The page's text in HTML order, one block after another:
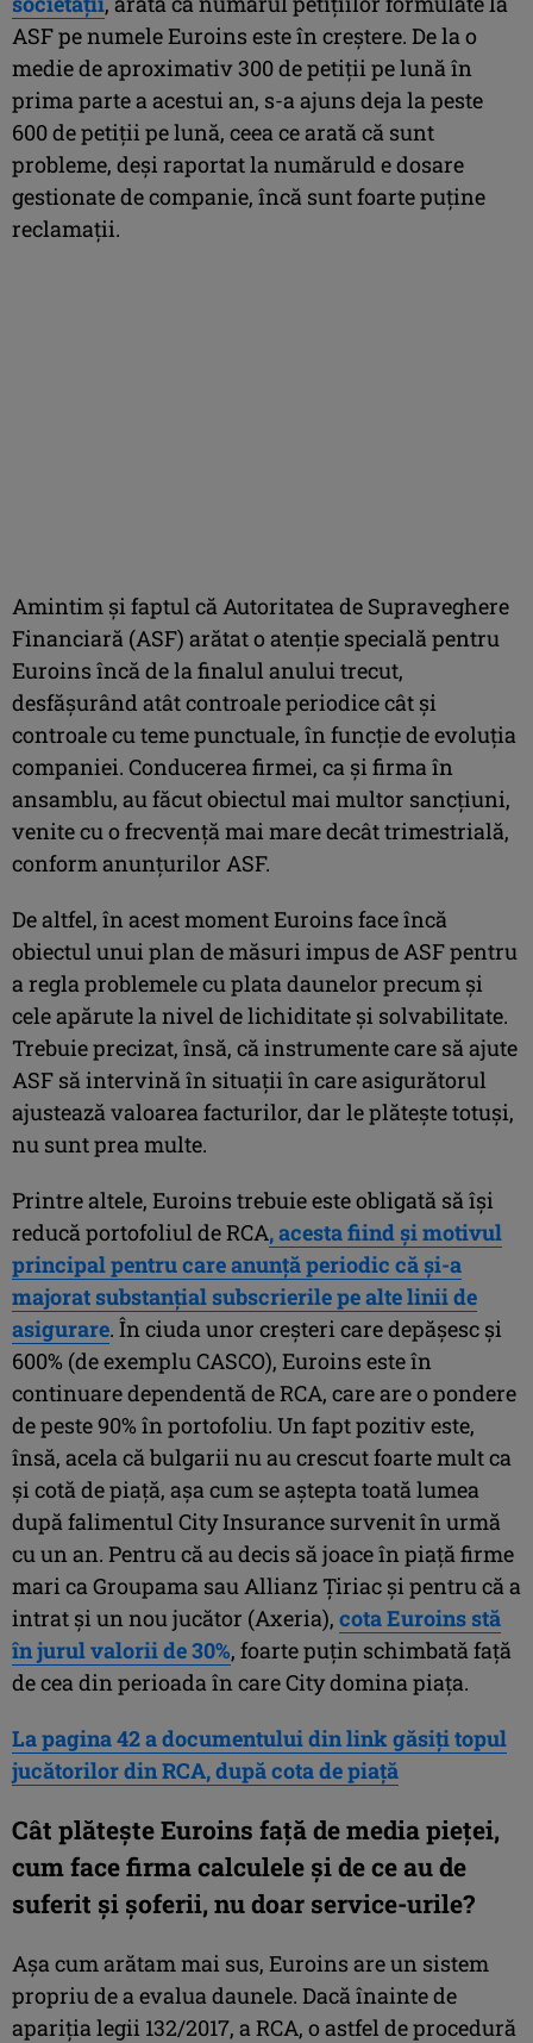
ASF pe numele Euroins este în creștere. De la o
medie de aproximativ 300 de petiții pe lună în
prima parte a acestui an, s-a ajuns deja la peste
600 de petiții pe lună, ceea ce arată că sunt
probleme, deși raportat la număruld e dosare
gestionate de companie, încă sunt foarte puține
reclamații.
Amintim și faptul că Autoritatea de Supraveghere
Financiară (ASF) arătat o atenție specială pentru
Euroins încă de la finalul anului trecut,
desfășurând atât controale periodice cât și
controale cu teme punctuale, în funcție de evoluția
companiei. Conducerea firmei, ca și firma în
ansamblu, au făcut obiectul mai multor sancțiuni,
venite cu o frecvență mai mare decât trimestrială,
conform anunțurilor ASF.
De altfel, în acest moment Euroins face încă
obiectul unui plan de măsuri impus de ASF pentru
a regla problemele cu plata daunelor precum și
cele apărute la nivel de lichiditate și solvabilitate.
Trebuie precizat, însă, că instrumente care să ajute
ASF să intervină în situații în care asigurătorul
ajustează valoarea facturilor, dar le plătește totuși,
nu sunt prea multe.
Printre altele, Euroins trebuie este obligată să își
reducă portofoliul de RCA, acesta fiind și motivul
principal pentru care anunță periodic că și-a
majorat substanțial subscrierile pe alte linii de
asigurare. În ciuda unor creșteri care depășesc și
600% (de exemplu CASCO), Euroins este în
continuare dependentă de RCA, care are o pondere
de peste 90% în portofoliu. Un fapt pozitiv este,
însă, acela că bulgarii nu au crescut foarte mult ca
și cotă de piață, așa cum se aștepta toată lumea
după falimentul City Insurance survenit în urmă
cu un an. Pentru că au decis să joace în piață firme
mari ca Groupama sau Allianz Țiriac și pentru că a
intrat și un nou jucător (Axeria), cota Euroins stă
în jurul valorii de 30%, foarte puțin schimbată față
de cea din perioada în care City domina piața.
La pagina 42 a documentului din link găsiți topul
jucătorilor din RCA, după cota de piață
Cât plătește Euroins față de media pieței,
cum face firma calculele și de ce au de
suferit și șoferii, nu doar service-urile?
Așa cum arătam mai sus, Euroins are un sistem
propriu de a evalua daunele. Dacă înainte de
apariția legii 132/2017, a RCA, o astfel de procedură